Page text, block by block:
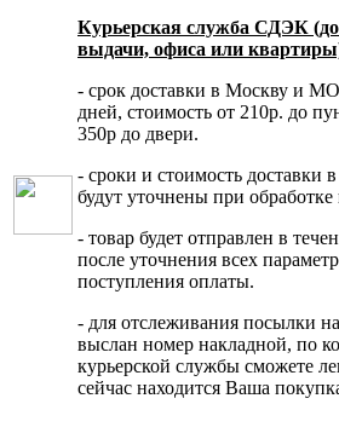
Курьерская служба СДЭК
выдачи, офиса или
- срок доставки в Москву и
дней, стоимость от 210р. до
350р до двери.
- сроки и стоимость доставки
будут уточнены при обработке
- товар будет отправлен в
после уточнения всех
поступления оплаты.
- для отслеживания посылки
выслан номер накладной, по
курьерской службы сможете
сейчас находится Ваша